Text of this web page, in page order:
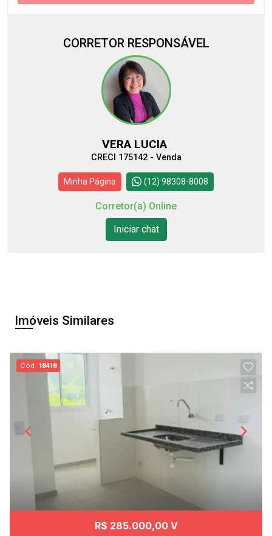
CORRETOR RESPONSÁVEL
VERA LUCIA
CRECI 175142 - Venda
Minha Página (12) 98308-8008
Corretor(a) Online
Iniciar chat
Imóveis Similares
Cód. 18418
R$ 285.000,00 V